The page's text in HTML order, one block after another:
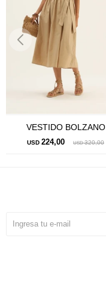
VESTIDO BOLZANO
USD 224,00 USD 320,00